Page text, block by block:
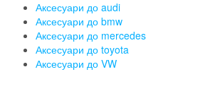
Аксесуари до audi
Аксесуари до bmw
Аксесуари до mercedes
Аксесуари до toyota
Аксесуари до VW